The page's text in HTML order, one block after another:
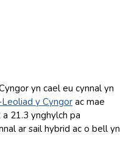
yn cael eu cynnal yn
y Cyngor ac mae
21.3 ynghylch pa
ar sail hybrid ac o bell yn